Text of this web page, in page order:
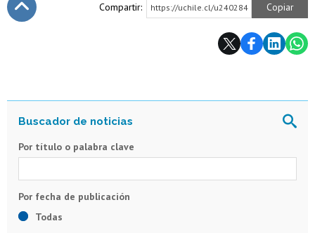
Compartir: https://uchile.cl/u240284 Copiar
Por título o palabra clave
Todas